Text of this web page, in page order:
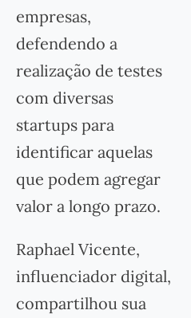
empresas,
defendendo a
realização de testes
com diversas
startups para
identificar aquelas
que podem agregar
valor a longo prazo.
Raphael Vicente,
influenciador digital,
compartilhou sua